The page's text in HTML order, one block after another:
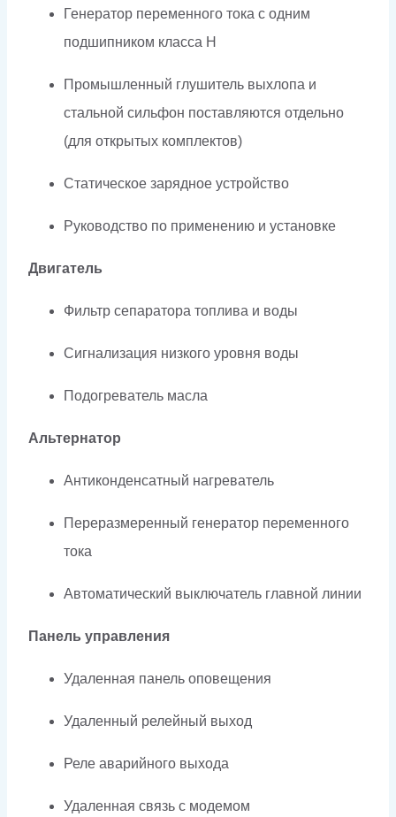
Генератор переменного тока с одним
подшипником класса H
Промышленный глушитель выхлопа и
стальной сильфон поставляются отдельно
(для открытых комплектов)
Статическое зарядное устройство
Руководство по применению и установке
Двигатель
Фильтр сепаратора топлива и воды
Сигнализация низкого уровня воды
Подогреватель масла
Альтернатор
Антиконденсатный нагреватель
Переразмеренный генератор переменного
тока
Автоматический выключатель главной линии
Панель управления
Удаленная панель оповещения
Удаленный релейный выход
Реле аварийного выхода
Удаленная связь с модемом